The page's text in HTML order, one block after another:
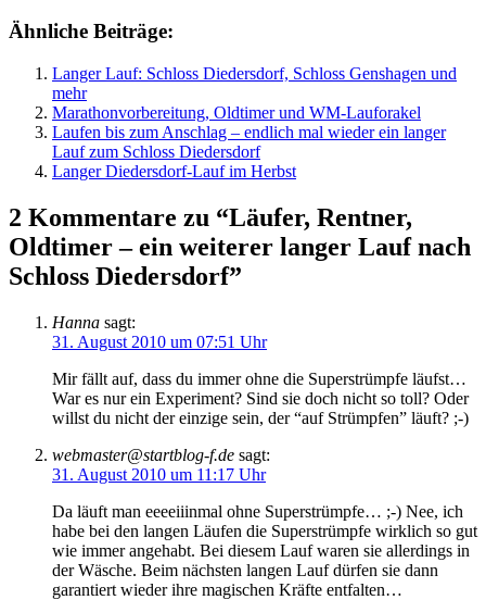
Ähnliche Beiträge:
Langer Lauf: Schloss Diedersdorf, Schloss Genshagen und
mehr
Marathonvorbereitung, Oldtimer und WM-Lauforakel
Laufen bis zum Anschlag – endlich mal wieder ein langer
Lauf zum Schloss Diedersdorf
Langer Diedersdorf-Lauf im Herbst
2 Kommentare zu “Läufer, Rentner,
Oldtimer – ein weiterer langer Lauf nach
Schloss Diedersdorf”
Hanna sagt:
31. August 2010 um 07:51 Uhr
Mir fällt auf, dass du immer ohne die Superstrümpfe läufst…
War es nur ein Experiment? Sind sie doch nicht so toll? Oder
willst du nicht der einzige sein, der “auf Strümpfen” läuft? ;-)
webmaster@startblog-f.de sagt:
31. August 2010 um 11:17 Uhr
Da läuft man eeeeiiinmal ohne Superstrümpfe… ;-) Nee, ich
habe bei den langen Läufen die Superstrümpfe wirklich so gut
wie immer angehabt. Bei diesem Lauf waren sie allerdings in
der Wäsche. Beim nächsten langen Lauf dürfen sie dann
garantiert wieder ihre magischen Kräfte entfalten…